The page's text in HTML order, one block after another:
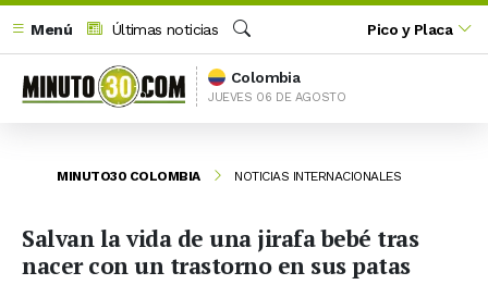
Menú
Últimas noticias
Buscar
Pico y Placa
Colombia
JUEVES 06 DE AGOSTO
MINUTO30 COLOMBIA NOTICIAS INTERNACIONALES
Salvan la vida de una jirafa bebé tras
nacer con un trastorno en sus patas